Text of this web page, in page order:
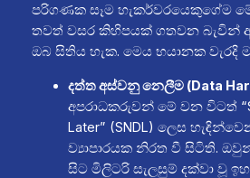
පරිගණක සෑම හැකර්වරයෙකුගේම
තවත් වසර කිහිපයක් ගතවන බැවින්
ඔබ සිතිය හැක. මෙය භයානක වැරදි
දත්ත අස්වනු නෙලීම (Data
අපරාධකරුවන් මේ වන විටත්
Later” (SNDL) ලෙස
ව්‍යාපාරයක නිරත වී සිටිති.
සිට මිලිටරි සැලසුම් දක්වා වූ